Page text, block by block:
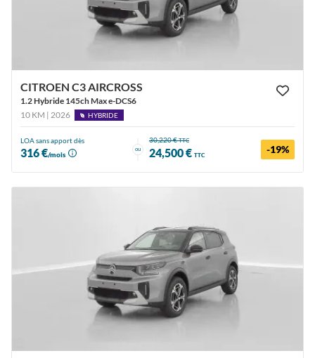
CITROEN C3 AIRCROSS
1.2 Hybride 145ch Max e-DCS6
10 KM | 2026
HYBRIDE
LOA sans apport dès
316 €/mois
ou
30,220 €TTC
24,500 € TTC -19%